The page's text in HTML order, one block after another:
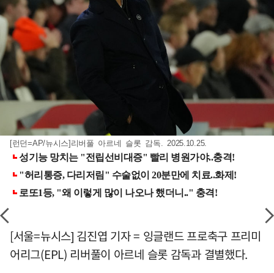
[런던=AP/뉴시스]리버풀 아르네 슬롯 감독. 2025.10.25.
[서울=뉴시스] 김진엽 기자 = 잉글랜드 프로축구 프리미
어리그(EPL) 리버풀이 아르네 슬롯 감독과 결별했다.